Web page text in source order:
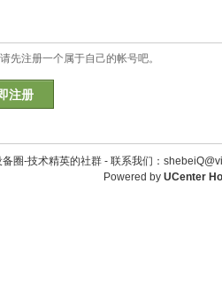
先注册一个属于自己的帐号吧。
注册
备圈-技术精英的社群 - 联系我们：
Powered by UCenter